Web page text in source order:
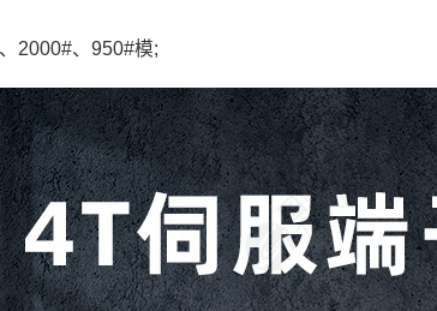
2000#、950#模;